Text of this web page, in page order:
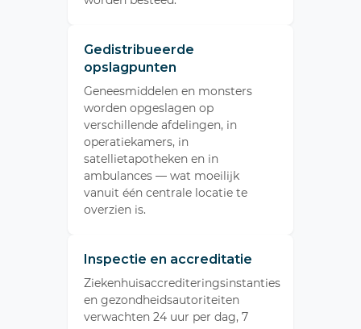
Gedistribueerde
opslagpunten
Geneesmiddelen en monsters
worden opgeslagen op
verschillende afdelingen, in
operatiekamers, in
satellietapotheken en in
ambulances — wat moeilijk
vanuit één centrale locatie te
overzien is.
Inspectie en accreditatie
Ziekenhuisaccrediteringsinstanties
en gezondheidsautoriteiten
verwachten 24 uur per dag, 7